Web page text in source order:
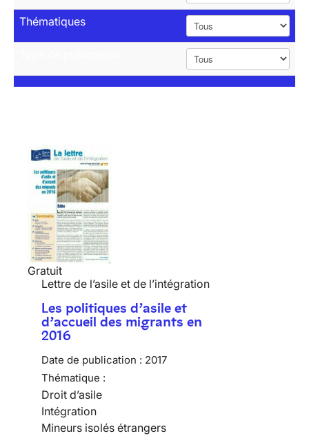
Thématiques
Gratuit
Lettre de l’asile et de l’intégration
Les politiques d’asile et
d’accueil des migrants en
2016
Date de publication : 2017
Thématique :
Droit d’asile
Intégration
Mineurs isolés étrangers